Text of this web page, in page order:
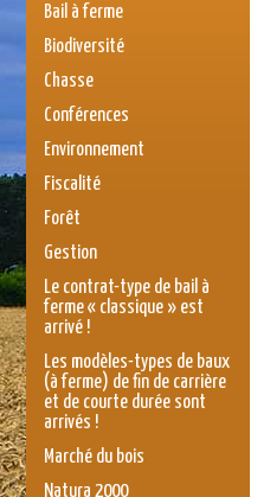
Bail à ferme
Biodiversité
Chasse
Conférences
Environnement
Fiscalité
Forêt
Gestion
Le contrat-type de bail à
ferme « classique » est
arrivé !
Les modèles-types de baux
(à ferme) de fin de carrière
et de courte durée sont
arrivés !
Marché du bois
Natura 2000